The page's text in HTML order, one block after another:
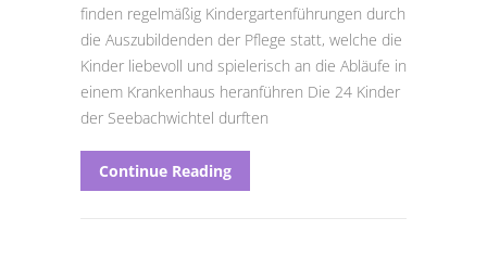
finden regelmäßig Kindergartenführungen durch
die Auszubildenden der Pflege statt, welche die
Kinder liebevoll und spielerisch an die Abläufe in
einem Krankenhaus heranführen Die 24 Kinder
der Seebachwichtel durften
Continue Reading